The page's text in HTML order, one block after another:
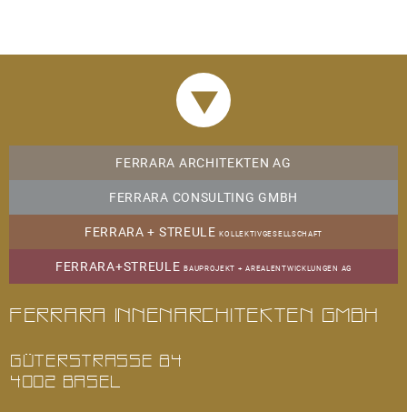
Fertigstellung und Übergabe: "Freie Strasse",
mehr
03.03.2026
Fertigstellung: "St. Albanvorstadt", Basel
Sanierung Einfamilienhaus
FERRARA ARCHITEKTEN AG
FERRARA CONSULTING GMBH
FERRARA + STREULEKOLLEKTIVGESELLSCHAFT
FERRARA+STREULEBAUPROJEKT + AREALENTWICKLUNGEN AG
Ferrara Innenarchitekten GmbH
GÜTERSTRASSE 84
4002 BASEL